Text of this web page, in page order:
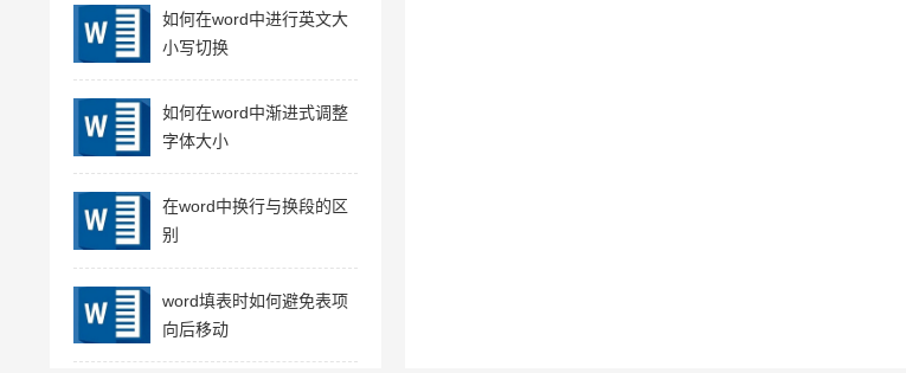
如何在word中进行英文大
小写切换
如何在word中渐进式调整
字体大小
在word中换行与换段的区
别
word填表时如何避免表项
向后移动